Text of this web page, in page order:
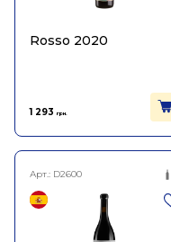
Rosso 2020
1 293 грн.
Арт.: D2600